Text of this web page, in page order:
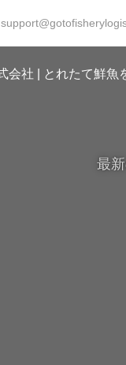
最